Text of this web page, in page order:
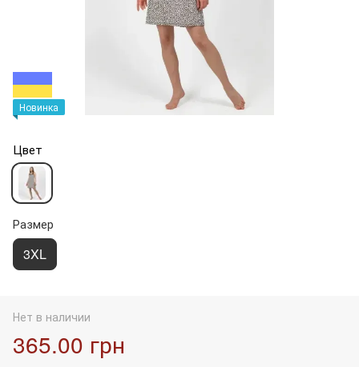
Новинка
Цвет
Размер
3XL
Нет в наличии
365.00 грн